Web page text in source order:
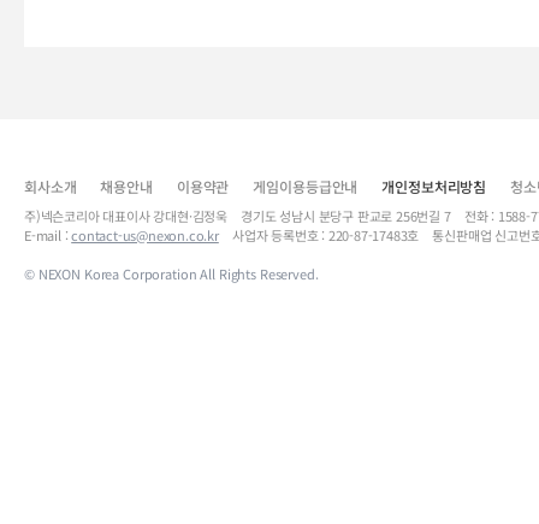
회사소개 채용안내 이용약관 게임이용등급안내 개인정보처리방침 청
주)넥슨코리아 대표이사 강대현·김정욱 경기도 성남시 분당구 판교로 256번길 7 전화 :
E-mail :contact-us@nexon.co.kr사업자 등록번호 : 220-87-17483호 통신판매업 신고번
© NEXON Korea Corporation All Rights Reserved.